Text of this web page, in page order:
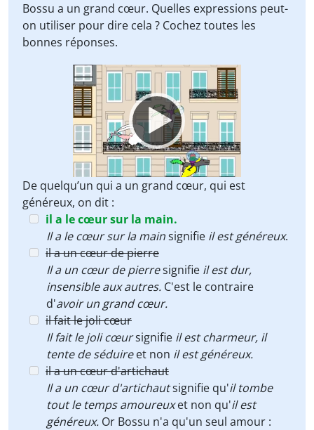
Bossu a un grand cœur. Quelles expressions peut-
on utiliser pour dire cela ? Cochez toutes les
bonnes réponses.
Video
Player
De quelqu’un qui a un grand cœur, qui est
généreux, on dit :
il a le cœur sur la main.
Il a le cœur sur la mainsignifie il est généreux.
il a un cœur de pierre
Il a un cœur de pierresignifie il est dur,
insensible aux autres. C'est le contraire
d'avoir un grand cœur.
il fait le joli cœur
Il fait le joli cœursignifie il est charmeur, il
tente de séduireet non il est généreux.
il a un cœur d'artichaut
Il a un cœur d'artichautsignifie qu'il tombe
tout le temps amoureuxet non qu'il est
généreux. Or Bossu n'a qu'un seul amour :